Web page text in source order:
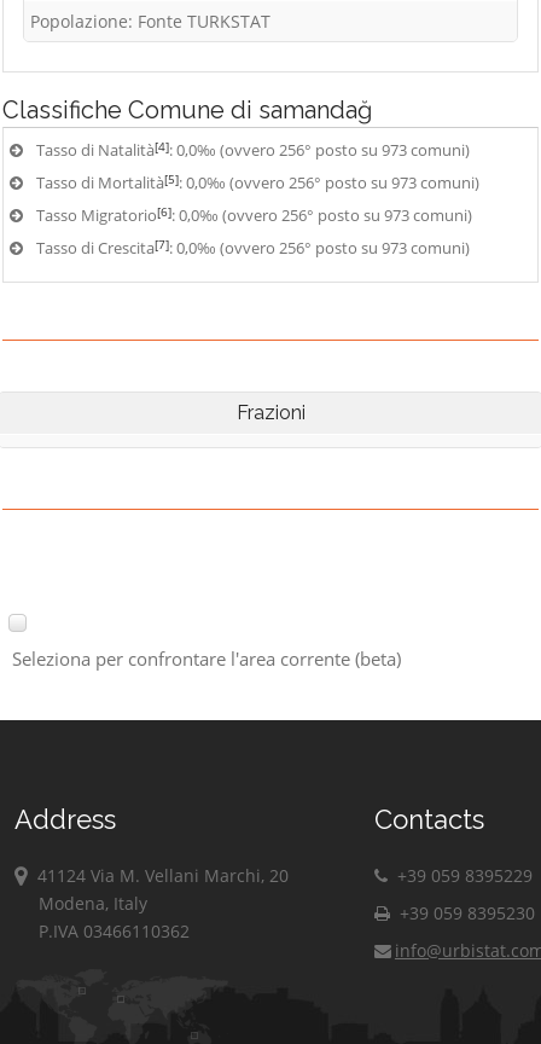
Popolazione: Fonte TURKSTAT
Classifiche Comune di samandağ
Tasso di Natalità[4]: 0,0‰ (ovvero 256° posto su 973 comuni)
Tasso di Mortalità[5]: 0,0‰ (ovvero 256° posto su 973 comuni)
Tasso Migratorio[6]: 0,0‰ (ovvero 256° posto su 973 comuni)
Tasso di Crescita[7]: 0,0‰ (ovvero 256° posto su 973 comuni)
Frazioni
Seleziona per confrontare l'area corrente (beta)
Address
41124 Via M. Vellani Marchi, 20
Modena, Italy
P.IVA 03466110362
Contacts
+39 059 8395229
+39 059 8395230